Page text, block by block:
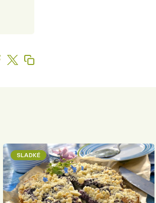
SLADKÉ